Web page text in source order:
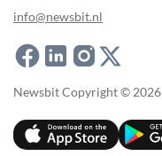
info@newsbit.nl
Newsbit Copyright © 2026